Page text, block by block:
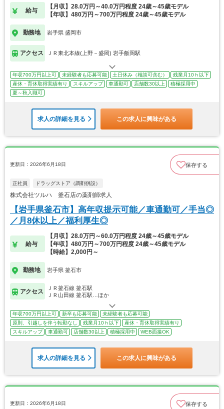
給与
【月収】28.0万円～40.0万円程度 24歳～45歳モデル
【年収】480万円～700万円程度 24歳～45歳モデル
勤務地 岩手県 盛岡市
アクセス ＪＲ東北本線(上野－盛岡) 岩手飯岡駅
年収700万円以上可 未経験者も応募可能 土日休み（相談可含む）
残業月10ｈ以下
産休・育休取得実績有り
スキルアップ 車通勤可 店舗数30以上
積極採用中
夏～秋入職可
求人の詳細を見る この求人に興味がある
更新日：2026年6月18日 保存する
正社員 ドラッグストア（調剤併設）
株式会社ツルハ 釜石店の薬剤師求人
【岩手県釜石市】高年収提示可能／車通勤可／手当◎
／月8休以上／福利厚生◎
給与
【月収】28.0万円～60.0万円程度 24歳～45歳モデル
【年収】480万円～700万円程度 24歳～45歳モデル
【時給】2,000円～
勤務地 岩手県 釜石市
アクセス
ＪＲ釜石線 釜石駅
ＪＲ山田線 釜石駅…ほか
年収700万円以上可 新卒も応募可能
未経験者も応募可能
原則、引越しを伴う転勤なし
残業月10ｈ以下
産休・育休取得実績有り
スキルアップ
車通勤可 店舗数30以上 積極採用中 WEB面接OK
求人の詳細を見る この求人に興味がある
更新日：2026年6月18日 保存する